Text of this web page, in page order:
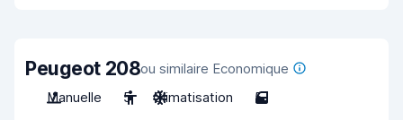
Peugeot 208ou similaire Economique
Manuelle
5 Climatisation 5